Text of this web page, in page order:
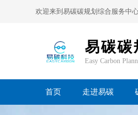
欢迎来到易碳碳规划综合服务中心
易碳碳
Easy Carbon
首页 走进易碳